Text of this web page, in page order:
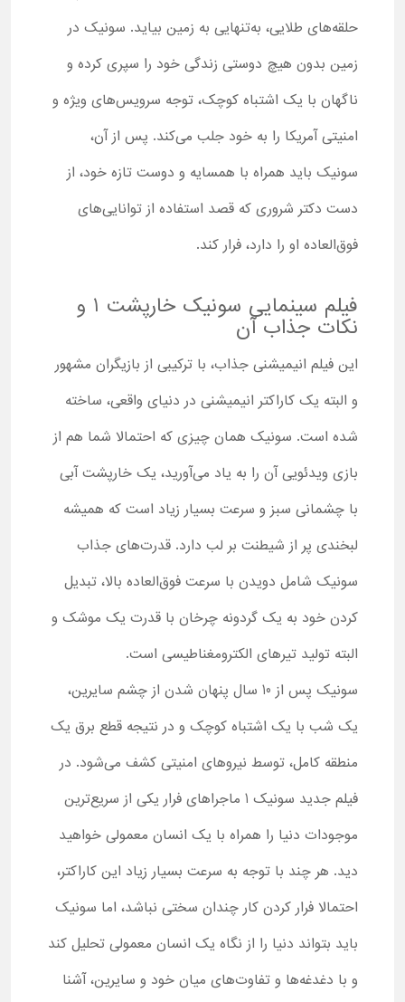
حلقه‌های طلایی، به‌تنهایی به زمین بیاید. سونیک در
زمین بدون هیچ دوستی زندگی خود را سپری کرده و
ناگهان با یک اشتباه کوچک، توجه سرویس‌های ویژه و
امنیتی آمریکا را به خود جلب می‌کند. پس از آن،
سونیک باید همراه با همسایه و دوست تازه خود، از
دست دکتر شروری که قصد استفاده از توانایی‌های
فوق‌العاده او را دارد، فرار کند.
فیلم سینمایی سونیک خارپشت 1 و
نکات جذاب آن
این فیلم انیمیشنی جذاب، با ترکیبی از بازیگران مشهور
و البته یک کاراکتر انیمیشنی در دنیای واقعی، ساخته
شده است. سونیک همان چیزی که احتمالا شما هم از
بازی ویدئویی آن را به یاد می‌آورید، یک خارپشت آبی
با چشمانی سبز و سرعت بسیار زیاد است که همیشه
لبخندی پر از شیطنت بر لب دارد. قدرت‌های جذاب
سونیک شامل دویدن با سرعت فوق‌العاده بالا، تبدیل
کردن خود به یک گردونه چرخان با قدرت یک موشک و
البته تولید تیرهای الکترومغناطیسی است.
سونیک پس از 10 سال پنهان شدن از چشم سایرین،
یک شب با یک اشتباه کوچک و در نتیجه قطع برق یک
منطقه کامل، توسط نیروهای امنیتی کشف می‌شود. در
فیلم جدید سونیک 1 ماجراهای فرار یکی از سریع‌ترین
موجودات دنیا را همراه با یک انسان معمولی خواهید
دید. هر چند با توجه به سرعت بسیار زیاد این کاراکتر،
احتمالا فرار کردن کار چندان سختی نباشد، اما سونیک
باید بتواند دنیا را از نگاه یک انسان معمولی تحلیل کند
و با دغدغه‌ها و تفاوت‌های میان خود و سایرین، آشنا